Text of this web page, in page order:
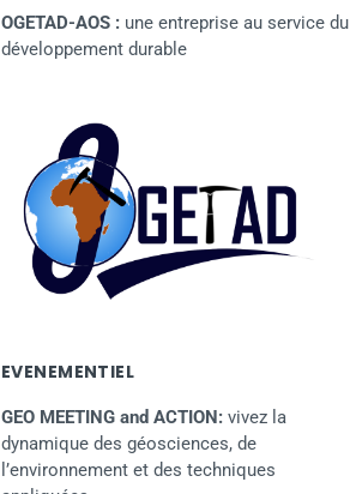
OGETAD-AOS : une entreprise au service du
développement durable
EVENEMENTIEL
GEO MEETING and ACTION: vivez la
dynamique des géosciences, de
l’environnement et des techniques